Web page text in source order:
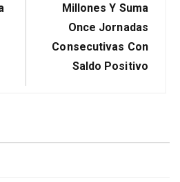
Millones Y Suma
Once Jornadas
Consecutivas Con
Saldo Positivo